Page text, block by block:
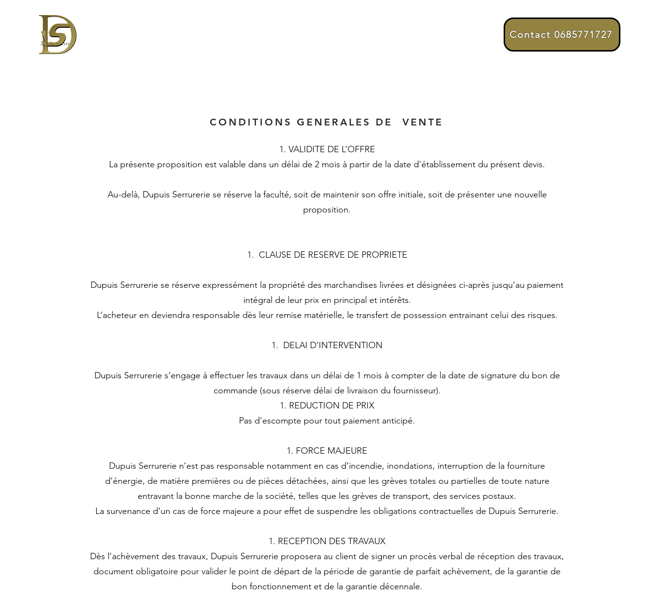
Contact 0685771727
CONDITIONS GENERALES DE VENTE
VALIDITE DE L’OFFRE
La présente proposition est valable dans un délai de 2 mois à partir de la date d'établissement du présent devis.
Au-delà, Dupuis Serrurerie se réserve la faculté, soit de maintenir son offre initiale, soit de présenter une nouvelle
proposition.
CLAUSE DE RESERVE DE PROPRIETE
Dupuis Serrurerie se réserve expressément la propriété des marchandises livrées et désignées ci-après jusqu’au paiement
intégral de leur prix en principal et intérêts.
L’acheteur en deviendra responsable dès leur remise matérielle, le transfert de possession entrainant celui des risques.
DELAI D’INTERVENTION
Dupuis Serrurerie s’engage à effectuer les travaux dans un délai de 1 mois à compter de la date de signature du bon de
commande (sous réserve délai de livraison du fournisseur).
REDUCTION DE PRIX
Pas d’escompte pour tout paiement anticipé.
FORCE MAJEURE
Dupuis Serrurerie n’est pas responsable notamment en cas d’incendie, inondations, interruption de la fourniture
d’énergie, de matière premières ou de pièces détachées, ainsi que les grèves totales ou partielles de toute nature
entravant la bonne marche de la société, telles que les grèves de transport, des services postaux.
La survenance d’un cas de force majeure a pour effet de suspendre les obligations contractuelles de Dupuis Serrurerie.
RECEPTION DES TRAVAUX
Dès l’achèvement des travaux, Dupuis Serrurerie proposera au client de signer un procès verbal de réception des travaux,
document obligatoire pour valider le point de départ de la période de garantie de parfait achèvement, de la garantie de
bon fonctionnement et de la garantie décennale.